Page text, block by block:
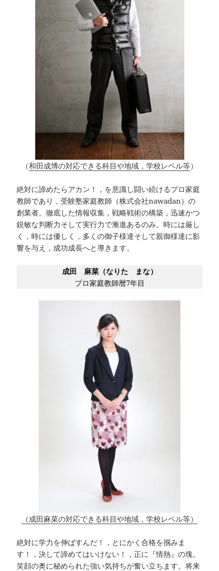
（和田成博の対応できる科目や地域，学校レベル等）
絶対に諦めたらアカン！，を意識し闘い続けるプロ家庭
教師であり，受験塾家庭教師（株式会社nawadan）の
創業者。徹底した情報収集，戦略戦術の構築，迅速かつ
鋭敏な判断力そして実行力で漸進あるのみ。時には厳し
く，時には優しく，多くの御子様達そして親御様達に影
響を与え，成功成長へと導きます。
成田 麻菜（なりた まな）
プロ家庭教師暦7年目
（成田麻菜の対応できる科目や地域，学校レベル等）
絶対に学力を伸ばすんだ！，とにかく合格を掴みま
す！，決して諦めてはいけない！，正に『情熱』の塊。
笑顔の奥に秘められた強い気持ちが奮い立ちます。将来